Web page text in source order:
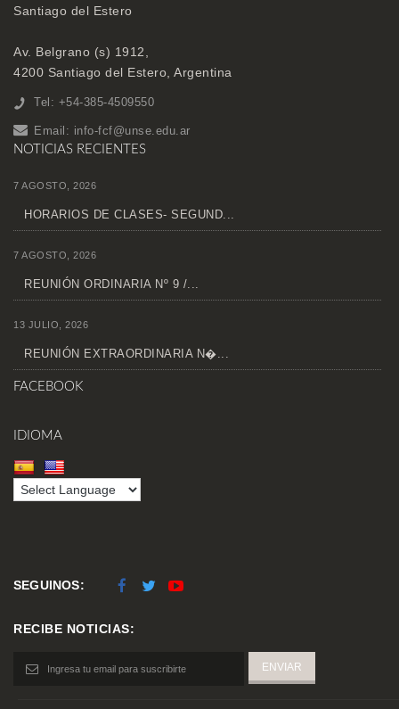
Santiago del Estero
Av. Belgrano (s) 1912,
4200 Santiago del Estero, Argentina
Tel: +54-385-4509550
Email: info-fcf@unse.edu.ar
NOTICIAS RECIENTES
7 AGOSTO, 2026
HORARIOS DE CLASES- SEGUND...
7 AGOSTO, 2026
REUNIÓN ORDINARIA Nº 9 /...
13 JULIO, 2026
REUNIÓN EXTRAORDINARIA N�...
FACEBOOK
IDIOMA
SEGUINOS:
RECIBE NOTICIAS: